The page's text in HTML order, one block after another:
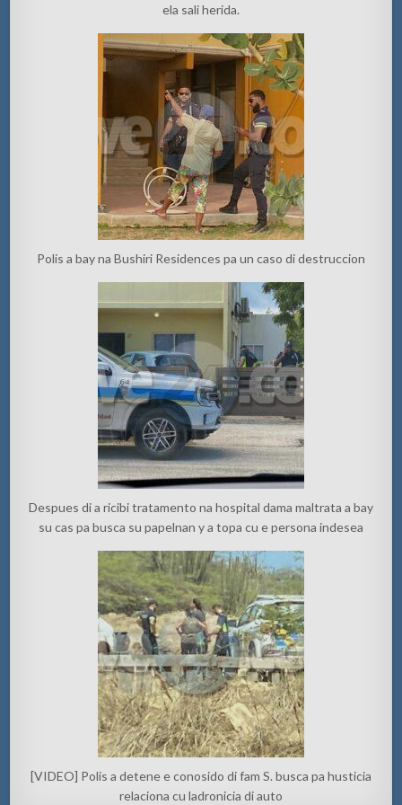
ela sali herida.
Polis a bay na Bushiri Residences pa un caso di destruccion
Despues di a ricibi tratamento na hospital dama maltrata a bay
su cas pa busca su papelnan y a topa cu e persona indesea
[VIDEO] Polis a detene e conosido di fam S. busca pa husticia
relaciona cu ladronicia di auto